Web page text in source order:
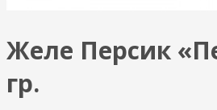
Желе Персик
гр.